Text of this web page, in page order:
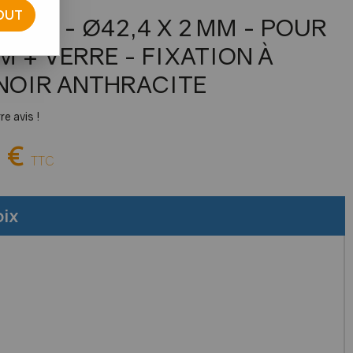
- Ø42,4 X 2 MM - POUR
+ VERRE - FIXATION À
ANTHRACITE
avis !
€ TTC